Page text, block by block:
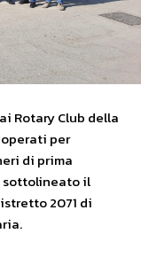
Rotary Club della
per
di prima
sottolineato il
2071 di